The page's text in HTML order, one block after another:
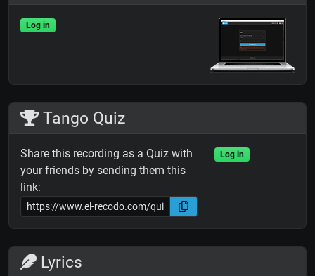
Log in
Tango Quiz
Share this recording as a Quiz with
your friends by sending them this
link:
Log in
Lyrics